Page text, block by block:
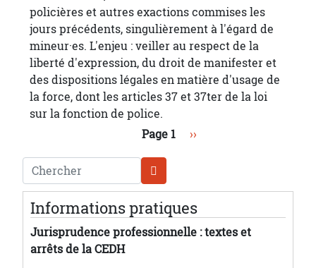
policières et autres exactions commises les
jours précédents, singulièrement à l'égard de
mineur·es. L'enjeu : veiller au respect de la
liberté d'expression, du droit de manifester et
des dispositions légales en matière d'usage de
la force, dont les articles 37 et 37ter de la loi
sur la fonction de police.
Page 1 Page suivante
››
Chercher
Informations pratiques
Jurisprudence professionnelle : textes et
arrêts de la CEDH